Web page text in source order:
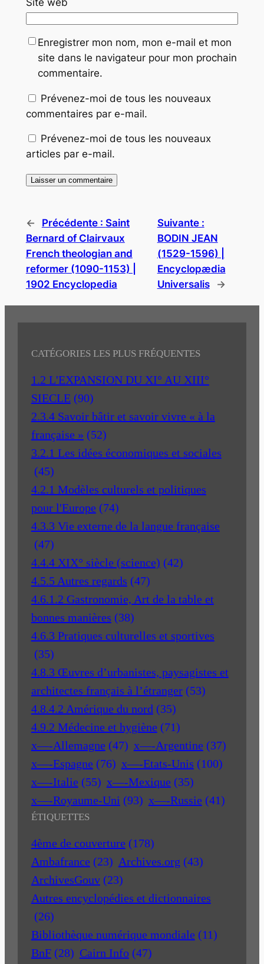
Enregistrer mon nom, mon e-mail et mon
site dans le navigateur pour mon prochain
commentaire.
Prévenez-moi de tous les nouveaux
commentaires par e-mail.
Prévenez-moi de tous les nouveaux
articles par e-mail.
← Précédente : Saint
Bernard of Clairvaux
French theologian and
reformer (1090-1153) |
1902 Encyclopedia
Suivante :
BODIN JEAN
(1529-1596) |
Encyclopædia
Universalis
→
CATÉGORIES LES PLUS FRÉQUENTES
1.2 L'EXPANSION DU XI° AU XIII°
SIECLE (90)
2.3.4 Savoir bâtir et savoir vivre « à la
française » (52)
3.2.1 Les idées économiques et sociales
(45)
4.2.1 Modèles culturels et politiques
pour l'Europe (74)
4.3.3 Vie externe de la langue française
(47)
4.4.4 XIX° siècle (science) (42)
4.5.5 Autres regards (47)
4.6.1.2 Gastronomie, Art de la table et
bonnes manières (38)
4.6.3 Pratiques culturelles et sportives
(35)
4.8.3 Œuvres d’urbanistes, paysagistes et
architectes français à l’étranger (53)
4.8.4.2 Amérique du nord (35)
4.9.2 Médecine et hygiène (71)
x—-Allemagne (47) x—-Argentine (37)
x—-Espagne (76) x—-Etats-Unis (100)
x—-Italie (55) x—-Mexique (35)
x—-Royaume-Uni (93) x—-Russie (41)
ÉTIQUETTES
4ème de couverture (178)
Ambafrance (23) Archives.org (43)
ArchivesGouv (23)
Autres encyclopédies et dictionnaires
(26)
Bibliothèque numérique mondiale (11)
BnF (28) Cairn Info (47)